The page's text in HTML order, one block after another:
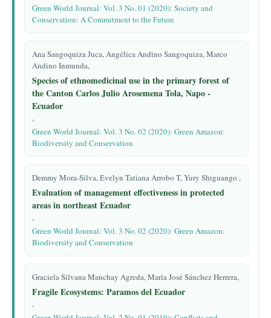
Green World Journal: Vol. 3 No. 01 (2020): Society and
Conservation: A Commitment to the Future
Ana Sangoquiza Juca, Angélica Andino Sangoquiza, Marco
Andino Inmunda,
Species of ethnomedicinal use in the primary forest of
the Canton Carlos Julio Arosemena Tola, Napo -
Ecuador
,
Green World Journal: Vol. 3 No. 02 (2020): Green Amazon:
Biodiversity and Conservation
Demmy Mora-Silva, Evelyn Tatiana Arrobo T, Yury Shiguango ,
Evaluation of management effectiveness in protected
areas in northeast Ecuador
,
Green World Journal: Vol. 3 No. 02 (2020): Green Amazon:
Biodiversity and Conservation
Graciela Silvana Manchay Agreda, María José Sánchez Herrera,
Fragile Ecosystems: Paramos del Ecuador
,